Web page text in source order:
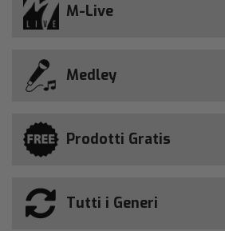
M-Live
Medley
Prodotti Gratis
Tutti i Generi